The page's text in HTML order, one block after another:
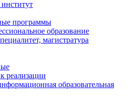
программы
образование
магистратура
реализации
образовательная